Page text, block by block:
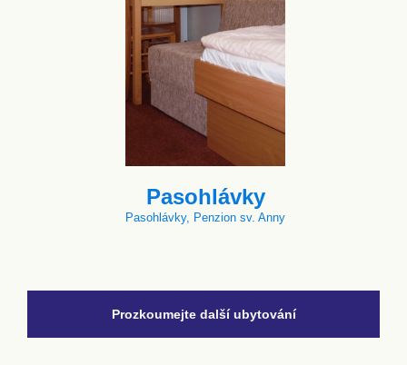
Pasohlávky
Pasohlávky, Penzion sv. Anny
Prozkoumejte další ubytování